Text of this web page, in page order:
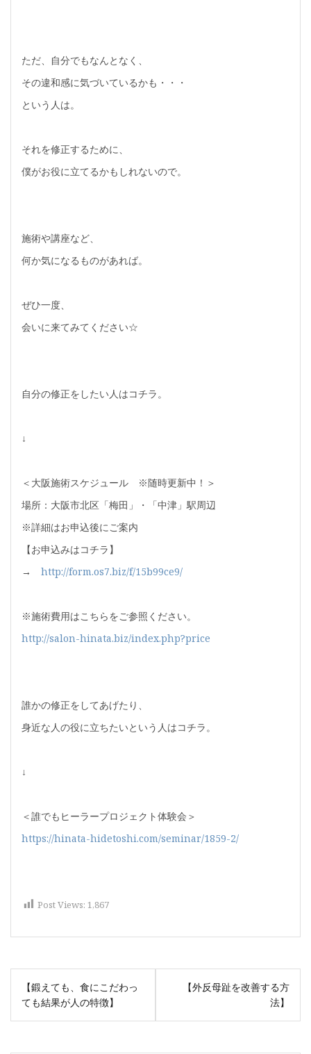
ただ、自分でもなんとなく、
その違和感に気づいているかも・・・
という人は。
それを修正するために、
僕がお役に立てるかもしれないので。
施術や講座など、
何か気になるものがあれば。
ぜひ一度、
会いに来てみてください☆
自分の修正をしたい人はコチラ。
↓
＜大阪施術スケジュール ※随時更新中！＞
場所：大阪市北区「梅田」・「中津」駅周辺
※詳細はお申込後にご案内
【お申込みはコチラ】
→ http://form.os7.biz/f/15b99ce9/
※施術費用はこちらをご参照ください。
http://salon-hinata.biz/index.php?price
誰かの修正をしてあげたり、
身近な人の役に立ちたいという人はコチラ。
↓
＜誰でもヒーラープロジェクト体験会＞
https://hinata-hidetoshi.com/seminar/1859-2/
Post Views: 1,867
投
稿
ナ
【鍛えても、食にこだわっ
ても結果が人の特徴】
【外反母趾を改善する方
法】